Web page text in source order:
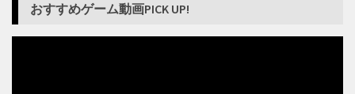
おすすめゲーム動画PICK UP!